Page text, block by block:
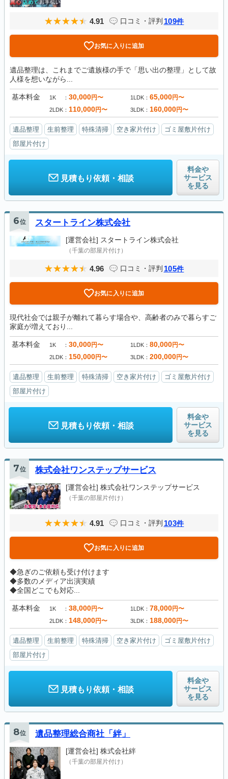
4.91 口コミ・評判 109件
お気に入りに追加
遺品整理は、これまでご遺族様の手で「思い出の整理」として故
人様を想いながら...
基本料金 1K 30,000円〜 1LDK 65,000円〜
2LDK 110,000円〜 3LDK 160,000円〜
遺品整理 生前整理 特殊清掃 空き家片付け
ゴミ屋敷片付け
部屋片付け
見積もり依頼・相談
料金や
サービス
を見る
6位 スタートライン株式会社
[運営会社] スタートライン株式会社
（千葉の部屋片付け）
4.96 口コミ・評判 105件
お気に入りに追加
現代社会では親子が離れて暮らす場合や、高齢者のみで暮らすご
家庭が増えており...
基本料金 1K 30,000円〜 1LDK 80,000円〜
2LDK 150,000円〜 3LDK 200,000円〜
遺品整理 生前整理 特殊清掃 空き家片付け
ゴミ屋敷片付け
部屋片付け
見積もり依頼・相談
料金や
サービス
を見る
7位 株式会社ワンステップサービス
[運営会社] 株式会社ワンステップサービス
（千葉の部屋片付け）
4.91 口コミ・評判 103件
お気に入りに追加
◆急ぎのご依頼も受け付けます
◆多数のメディア出演実績
◆全国どこでも対応...
基本料金 1K 38,000円〜 1LDK 78,000円〜
2LDK 148,000円〜 3LDK 188,000円〜
遺品整理 生前整理 特殊清掃 空き家片付け
ゴミ屋敷片付け
部屋片付け
見積もり依頼・相談
料金や
サービス
を見る
8位 遺品整理総合商社「絆」
[運営会社] 株式会社絆
（千葉の部屋片付け）